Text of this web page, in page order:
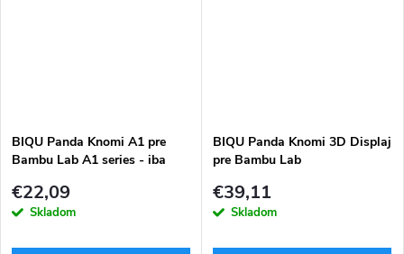
BIQU Panda Knomi A1 pre
Bambu Lab A1 series - iba
€22,09
Skladom
BIQU Panda Knomi 3D Displaj
pre Bambu Lab
€39,11
Skladom